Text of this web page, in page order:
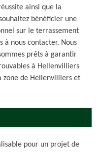
ainsi que la
bénéficier une
sur le terrassement
à nous contacter. Nous
prêts à garantir
à Hellenvilliers
zone de Hellenvilliers et
pour un projet de